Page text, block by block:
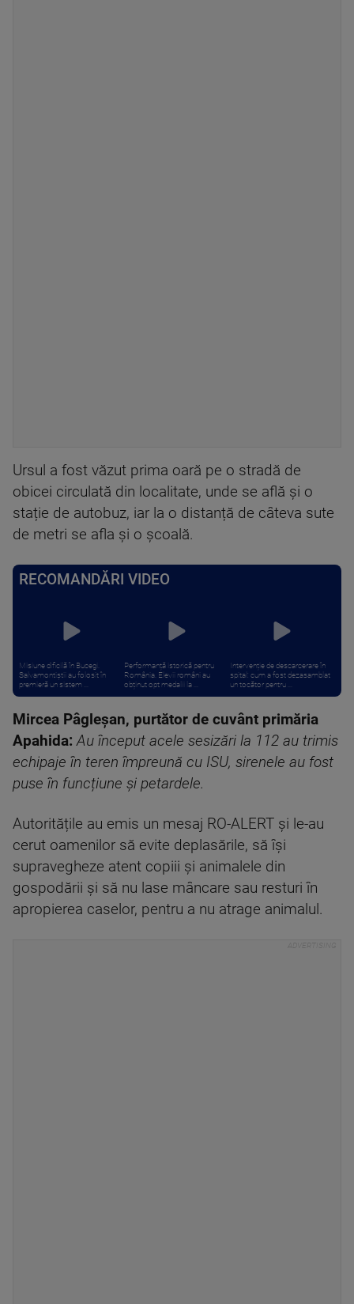
Ursul a fost văzut prima oară pe o stradă de
obicei circulată din localitate, unde se află și o
stație de autobuz, iar la o distanță de câteva sute
de metri se afla și o școală.
RECOMANDĂRI VIDEO
Misiune dificilă în Bucegi.
Salvamontiștii au folosit în
premieră un sistem ...
Performanță istorică pentru
România. Elevii români au
obținut opt medalii la ...
Intervenție de descarcerare în
spital: cum a fost dezasamblat
un tocător pentru ...
Mircea Pâgleșan, purtător de cuvânt primăria
Apahida: Au început acele sesizări la 112 au trimis
echipaje în teren împreună cu ISU, sirenele au fost
puse în funcțiune și petardele.
Autoritățile au emis un mesaj RO-ALERT și le-au
cerut oamenilor să evite deplasările, să își
supravegheze atent copiii și animalele din
gospodării și să nu lase mâncare sau resturi în
apropierea caselor, pentru a nu atrage animalul.